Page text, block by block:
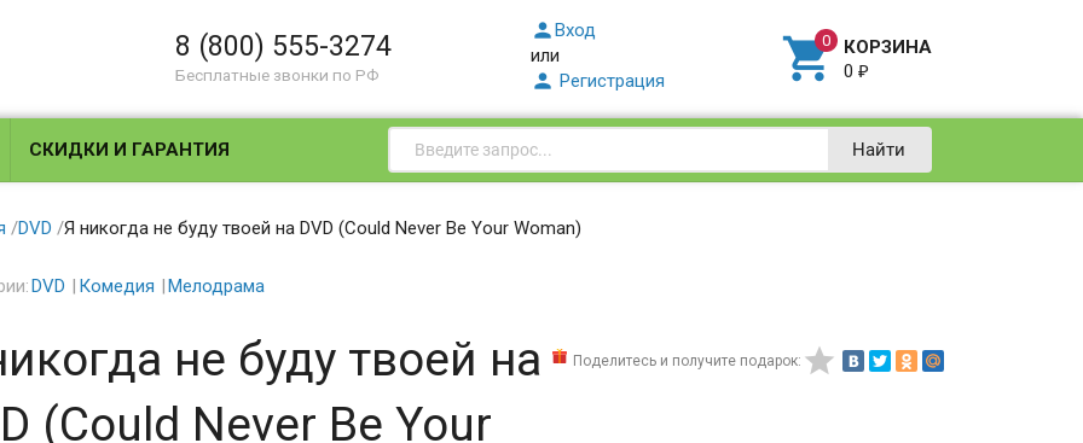
8 (800) 555-3274
Бесплатные звонки по РФ
Вход
или
 Регистрация  КОРЗИНА
0₽
СКИДКИ И ГАРАНТИЯ Найти
/DVD /Я никогда не буду твоей на DVD (Could Never Be Your Woman)
DVD Комедия Мелодрама
Поделитесь и получите подарок: 
не буду твоей на
(Could Never Be Your